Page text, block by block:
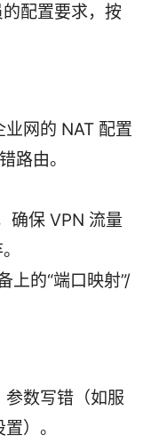
配置要求，按
网的 NAT 配置
路由。
确保 VPN 流量
上的“端口映射”/
数写错（如服
）。